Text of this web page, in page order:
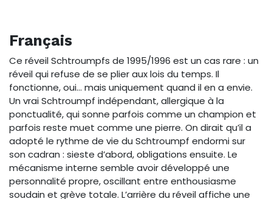
Français
Ce réveil Schtroumpfs de 1995/1996 est un cas rare : un
réveil qui refuse de se plier aux lois du temps. Il
fonctionne, oui… mais uniquement quand il en a envie.
Un vrai Schtroumpf indépendant, allergique à la
ponctualité, qui sonne parfois comme un champion et
parfois reste muet comme une pierre. On dirait qu’il a
adopté le rythme de vie du Schtroumpf endormi sur
son cadran : sieste d’abord, obligations ensuite. Le
mécanisme interne semble avoir développé une
personnalité propre, oscillant entre enthousiasme
soudain et grève totale. L’arrière du réveil affiche une